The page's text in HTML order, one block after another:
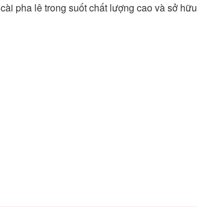
pha lê trong suốt chất lượng cao và sở hữu